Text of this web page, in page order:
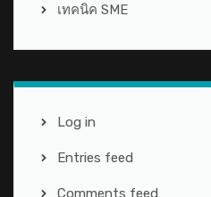
เทคนิค SME
Log in
Entries feed
Comments feed